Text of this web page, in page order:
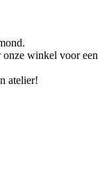
winkel voor een
atelier!